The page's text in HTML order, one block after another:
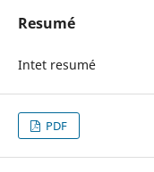
Resumé
Intet resumé
PDF